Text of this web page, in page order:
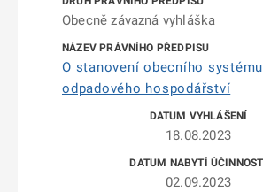
Obecně závazná vyhláška
O stanovení obecního systému
odpadového hospodářství
18.08.2023
02.09.2023